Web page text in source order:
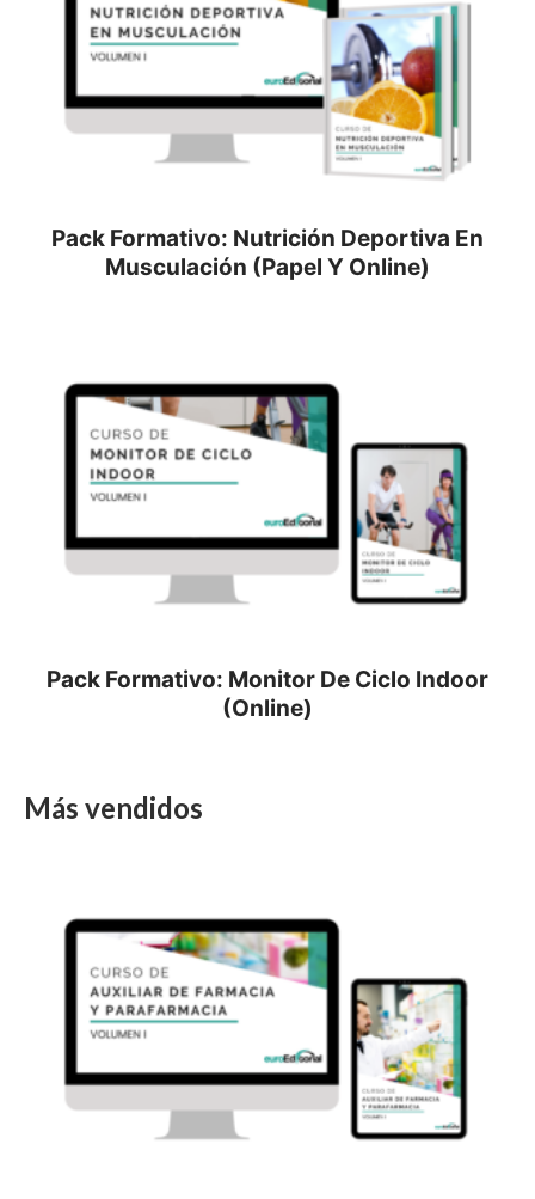
Pack Formativo: Nutrición Deportiva En
Musculación (Papel Y Online)
Pack Formativo: Monitor De Ciclo Indoor
(Online)
Más vendidos